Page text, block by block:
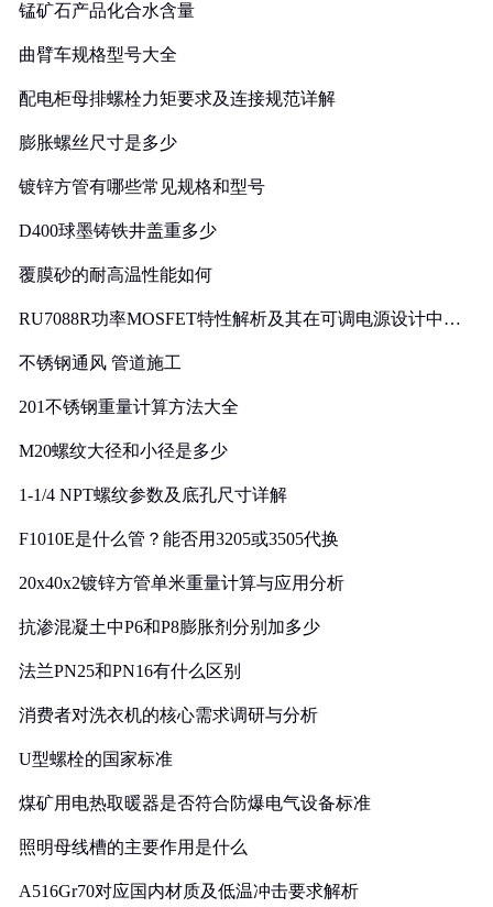
锰矿石产品化合水含量
曲臂车规格型号大全
配电柜母排螺栓力矩要求及连接规范详解
膨胀螺丝尺寸是多少
镀锌方管有哪些常见规格和型号
D400球墨铸铁井盖重多少
覆膜砂的耐高温性能如何
RU7088R功率MOSFET特性解析及其在可调电源设计中的
不锈钢通风 管道施工
201不锈钢重量计算方法大全
M20螺纹大径和小径是多少
1-1/4 NPT螺纹参数及底孔尺寸详解
F1010E是什么管？能否用3205或3505代换
20x40x2镀锌方管单米重量计算与应用分析
抗渗混凝土中P6和P8膨胀剂分别加多少
法兰PN25和PN16有什么区别
消费者对洗衣机的核心需求调研与分析
U型螺栓的国家标准
煤矿用电热取暖器是否符合防爆电气设备标准
照明母线槽的主要作用是什么
A516Gr70对应国内材质及低温冲击要求解析